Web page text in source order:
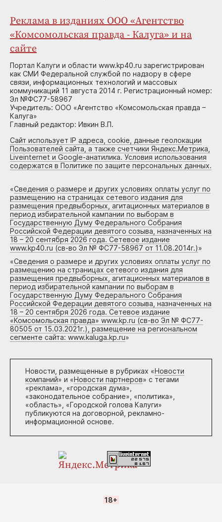
Реклама в изданиях ООО «Агентство
«Комсомольская правда - Калуга» и на
сайте
Портал Калуги и области www.kp40.ru зарегистрирован
как СМИ Федеральной службой по надзору в сфере
связи, информационных технологий и массовых
коммуникаций 11 августа 2014 г. Регистрационный номер:
Эл №ФС77-58967
Учредитель: ООО «Агентство «Комсомольская правда –
Калуга»
Главный редактор: Ивкин В.П.
Сайт использует IP адреса, cookie, данные геолокации
Пользователей сайта, а также счетчики Яндекс.Метрика,
Liveinternet и Google-анатилика. Условия использования
содержатся в Политике по защите персональных данных.
«Сведения о размере и других условиях оплаты услуг по
размещению на страницах сетевого издания для
размещения предвыборных, агитационных материалов в
период избирательной кампании по выборам в
Государственную Думу Федерального Собрания
Российской Федерации девятого созыва, назначенных на
18 – 20 сентября 2026 года. Сетевое издание
www.kp40.ru (св-во Эл № ФС77-58967 от 11.08.2014г.)»
«Сведения о размере и других условиях оплаты услуг по
размещению на страницах сетевого издания для
размещения предвыборных, агитационных материалов в
период избирательной кампании по выборам в
Государственную Думу Федерального Собрания
Российской Федерации девятого созыва, назначенных на
18 – 20 сентября 2026 года. Сетевое издание
«Комсомольская правда» www.kp.ru (св-во Эл № ФС77-
80505 от 15.03.2021г.), размещение на региональном
сегменте сайта: www.kaluga.kp.ru»
Новости, размещенные в рубриках «Новости
компаний» и «Новости партнеров» с тегами
«реклама», «городская дума»,
«законодательное собрание», «политика»,
«область», «Городской голова Калуги»
публикуются на договорной, рекламно-
информационной основе.
18+